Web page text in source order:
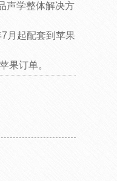
声学整体解决方
月起配套到苹果
果订单。